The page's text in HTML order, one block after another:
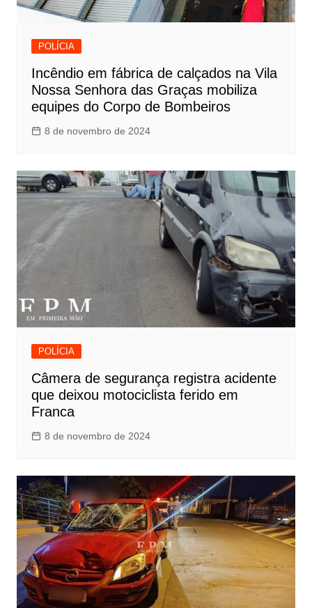
POLÍCIA
Incêndio em fábrica de calçados na Vila
Nossa Senhora das Graças mobiliza
equipes do Corpo de Bombeiros
8 de novembro de 2024
POLÍCIA
Câmera de segurança registra acidente
que deixou motociclista ferido em
Franca
8 de novembro de 2024